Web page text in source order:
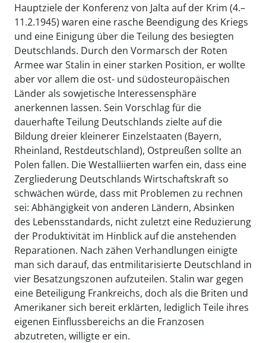
Hauptziele der Konferenz von Jalta auf der Krim (4.–
11.2.1945) waren eine rasche Beendigung des Kriegs
und eine Einigung über die Teilung des besiegten
Deutschlands. Durch den Vormarsch der Roten
Armee war Stalin in einer starken Position, er wollte
aber vor allem die ost- und südosteuropäischen
Länder als sowjetische Interessensphäre
anerkennen lassen. Sein Vorschlag für die
dauerhafte Teilung Deutschlands zielte auf die
Bildung dreier kleinerer Einzelstaaten (Bayern,
Rheinland, Restdeutschland), Ostpreußen sollte an
Polen fallen. Die Westalliierten warfen ein, dass eine
Zergliederung Deutschlands Wirtschaftskraft so
schwächen würde, dass mit Problemen zu rechnen
sei: Abhängigkeit von anderen Ländern, Absinken
des Lebensstandards, nicht zuletzt eine Reduzierung
der Produktivität im Hinblick auf die anstehenden
Reparationen. Nach zähen Verhandlungen einigte
man sich darauf, das entmilitarisierte Deutschland in
vier Besatzungszonen aufzuteilen. Stalin war gegen
eine Beteiligung Frankreichs, doch als die Briten und
Amerikaner sich bereit erklärten, lediglich Teile ihres
eigenen Einflussbereichs an die Franzosen
abzutreten, willigte er ein.